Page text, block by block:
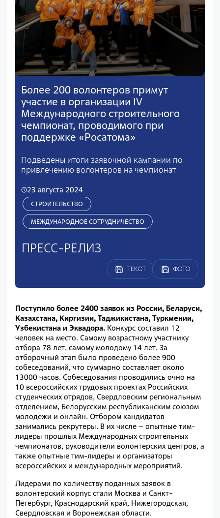
Более 200 волонтеров примут
участие в организации IV
Международного строительного
чемпионат, проводимого при
поддержке «Росатома»
Подведены итоги заявочной кампании по
привлечению волонтеров на чемпионат
23 августа 2024
СТРОИТЕЛЬСТВО
МЕЖДУНАРОДНОЕ СОТРУДНИЧЕСТВО
ПРЕСС-РЕЛИЗ
ТЕКСТ ФОТО
Поступило более 2400 заявок из России, Беларуси,
Казахстана, Киргизии, Таджикистана, Туркмении,
Узбекистана и Эквадора. Конкурс составил 12
человек на место. Самому возрастному участнику
отбора 78 лет, самому молодому 14 лет. За
отборочный этап было проведено более 900
собеседований, что суммарно составляет около
13000 часов. Собеседования проводились очно на
10 всероссийских трудовых проектах Российских
студенческих отрядов, Свердловским региональным
отделением, Белорусским республиканским союзом
молодежи и онлайн. Отбором кандидатов
занимались рекрутеры. В их числе – опытные тим-
лидеры прошлых Международных строительных
чемпионатов, руководители волонтерских центров, а
также опытные тим-лидеры и организаторы
всероссийских и международных мероприятий.
Лидерами по количеству поданных заявок в
волонтерский корпус стали Москва и Санкт-
Петербург, Краснодарский край, Нижегородская,
Свердловская и Воронежская области.